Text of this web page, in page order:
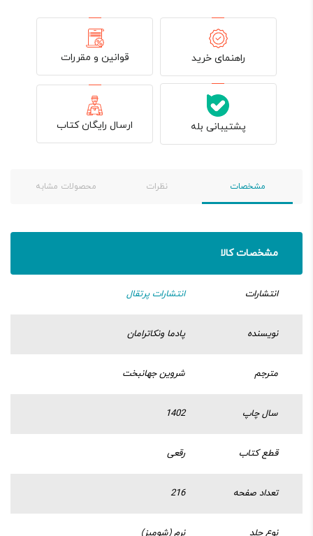
راهنمای خرید قوانین و مقررات
پشتیبانی بله ارسال رایگان کتاب
مشخصات نظرات محصولات مشابه
مشخصات کالا
انتشارات انتشارات پرتقال
نویسنده پادما ونکاترامان
مترجم شروین جهانبخت
سال چاپ 1402
قطع کتاب رقعی
تعداد صفحه 216
نوع جلد نرم (شومیز)